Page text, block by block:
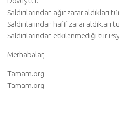
Saldırılarından ağır zarar aldıkları
Saldırılarından hafif zarar aldıkları
Saldırılarından etkilenmediği tür
Merhabalar,
Tamam.org
Tamam.org